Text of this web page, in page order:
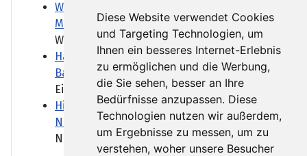
Diese Website verwendet Cookies
und Targeting Technologien, um
Ihnen ein besseres Internet-Erlebnis
zu ermöglichen und die Werbung,
die Sie sehen, besser an Ihre
Bedürfnisse anzupassen. Diese
Technologien nutzen wir außerdem,
um Ergebnisse zu messen, um zu
verstehen, woher unsere Besucher
Was das Bankensterben für Kunden und
Mittelstand heißt
Wenn die Hausbank schließt,...
Hai-Sichtungen vor New York trüben den
Badespaß
Ein Hai-Biss vor New Yorks...
Himalaya: Fünf vermisste Bergsteiger tot in
Nepal gefunden
Neun Monate lagen die...